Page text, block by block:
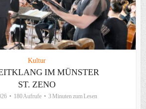
Kultur
IM MÜNSTER
ST. ZENO
180 Aufrufe 3 Minuten zum Lesen